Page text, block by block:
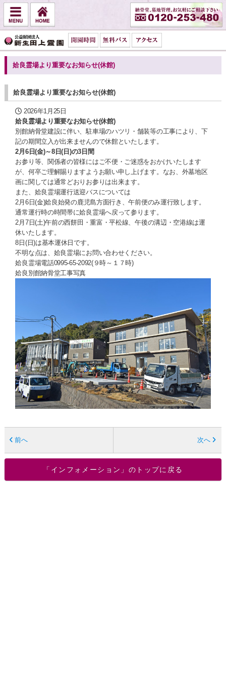
姶良霊場より重要なお知らせ(休館)
姶良霊場より重要なお知らせ(休館)
2026年1月25日
姶良霊場より重要なお知らせ(休館)
別館納骨堂建設に伴い、駐車場のハツリ・舗装等の工事により、下
記の期間立入が出来ませんので休館といたします。
2月6日(金)～8日(日)の3日間
お参り等、関係者の皆様にはご不便・ご迷惑をおかけいたします
が、何卒ご理解賜りますようお願い申し上げます。なお、外墓地区
画に関しては通常どおりお参りは出来ます。
また、姶良霊場運行送迎バスについては
2月6日(金)姶良始発の鹿児島方面行き、午前便のみ運行致します。
通常運行時の時間帯に姶良霊場へ戻って参ります。
2月7日(土)午前の西餅田・重富・平松線、午後の溝辺・空港線は運
休いたします。
8日(日)は基本運休日です。
不明な点は、姶良霊場にお問い合わせください。
姶良霊場電話0995-65-2092(９時～１７時)
姶良別館納骨堂工事写真
前へ 次へ
「インフォメーション」のトップに戻る